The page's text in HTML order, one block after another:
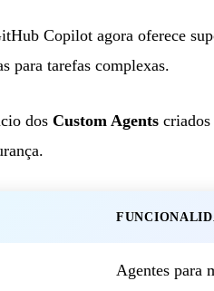
Copilot agora oferece
para tarefas complexas.
dos Custom Agents
Agentes para